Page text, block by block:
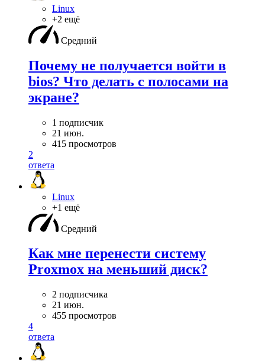
Linux
+2 ещё
Средний
Почему не получается войти в
bios? Что делать с полосами на
экране?
1 подписчик
21 июн.
415 просмотров
2
ответа
Linux
+1 ещё
Средний
Как мне перенести систему
Proxmox на меньший диск?
2 подписчика
21 июн.
455 просмотров
4
ответа